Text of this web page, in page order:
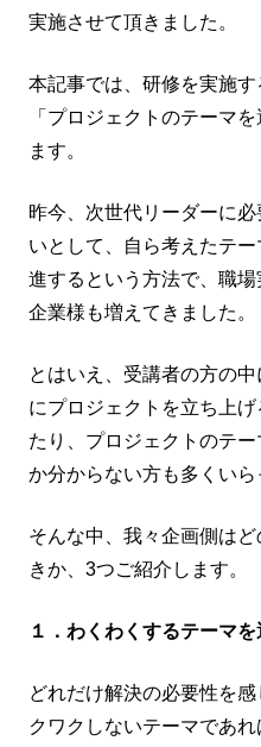
実施させて頂きました。
本記事では、研修を実施す
「プロジェクトのテーマ
ます。
昨今、次世代リーダーに
いとして、自ら考えたテ
進するという方法で、職
企業様も増えてきました。
とはいえ、受講者の方の
にプロジェクトを立ち上
たり、プロジェクトのテ
か分からない方も多くいら
そんな中、我々企画側は
きか、3つご紹介します。
１．わくわくするテーマを
どれだけ解決の必要性を
クワクしないテーマであ